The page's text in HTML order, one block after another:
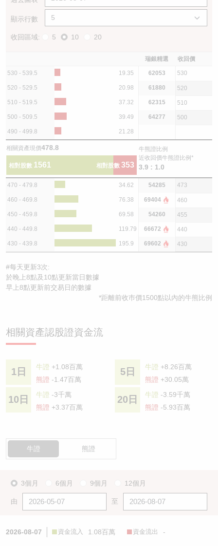
顯示行數
收回區域: 5 10 20
瑞銀精選 收回價
530 - 539.5 19.35 62053 530
520 - 529.5 20.98 61880 520
510 - 519.5 37.32 62315 510
500 - 509.5 39.49 64277 500
490 - 499.8 21.28
相關資產現價478.8
相對股數 1561 相對股數 353
牛熊證比例
近收回價牛熊證比例*
3.9 : 1.0
470 - 479.8 34.62 54285 473
460 - 469.8 76.38 69404 460
450 - 459.8 69.58 54260 455
440 - 449.8 119.79 66672 440
430 - 439.8 195.9 69602 430
#每天更新3次:
於晚上8點及10點更新當日數據
早上8點更新前交易日的數據
*距離前收巿價1500點以內的牛熊比例
相關資產認股證資金流
1日 牛證 +1.08百萬
熊證 -1.47百萬
5日 牛證 +8.26百萬
熊證 +30.05萬
10日 牛證 -3千萬
熊證 +3.37百萬
20日 牛證 -3.59千萬
熊證 -5.93百萬
牛證 熊證
3個月 6個月 9個月 12個月
由 至
2026-08-07 資金流入 1.08百萬 資金流出 -